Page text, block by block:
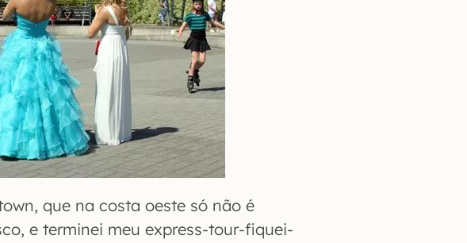
que na costa oeste só não é
e terminei meu express-tour-fiquei-